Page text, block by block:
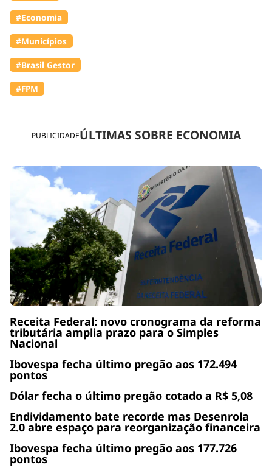
PUBLICIDADEÚLTIMAS SOBRE ECONOMIA
Receita Federal: novo cronograma da reforma
tributária amplia prazo para o Simples
Nacional
Ibovespa fecha último pregão aos 172.494
pontos
Dólar fecha o último pregão cotado a R$ 5,08
Endividamento bate recorde mas Desenrola
2.0 abre espaço para reorganização financeira
Ibovespa fecha último pregão aos 177.726
pontos
#Economia
#Municípios
#Brasil Gestor
#FPM